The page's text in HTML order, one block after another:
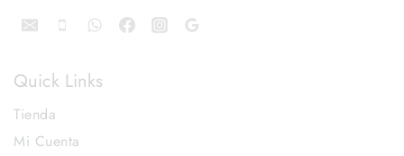
Quick Links
Tienda
Mi Cuenta